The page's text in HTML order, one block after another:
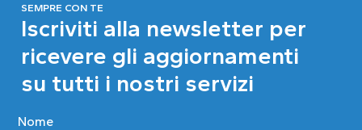
SEMPRE CON TE
Iscriviti alla newsletter per
ricevere gli aggiornamenti
su tutti i nostri servizi
Nome